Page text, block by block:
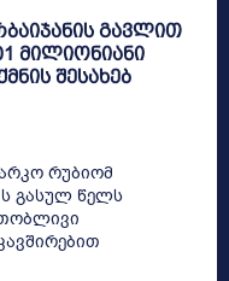
გავლით
მილიონიანი
შესახებ
რუბიომ
გასულ წელს